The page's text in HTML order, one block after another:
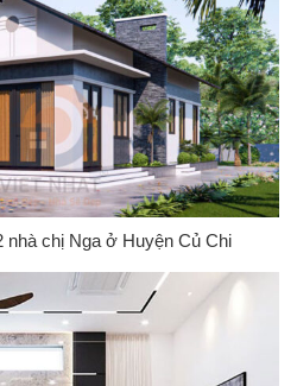
nhà chị Nga ở Huyện Củ Chi